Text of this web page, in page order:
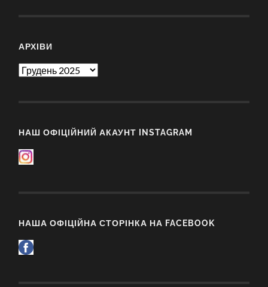
АРХІВИ
Архіви
НАШ ОФІЦІЙНИЙ АКАУНТ INSTAGRAM
НАША ОФІЦІЙНА СТОРІНКА НА FACEBOOK